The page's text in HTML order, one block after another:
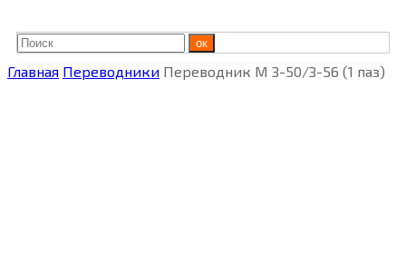
ок
Главная Переводники Переводник М З-50/З-56 (1 паз)